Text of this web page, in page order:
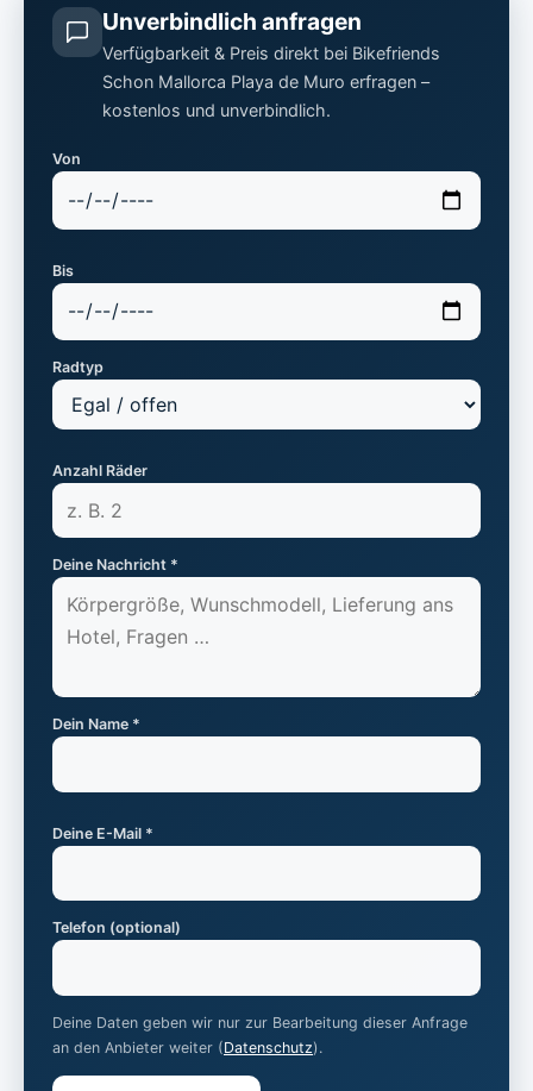
Unverbindlich anfragen
Verfügbarkeit & Preis direkt bei Bikefriends
Schon Mallorca Playa de Muro erfragen –
kostenlos und unverbindlich.
Von
Bis
Radtyp
Anzahl Räder
Deine Nachricht *
Dein Name *
Deine E-Mail *
Telefon (optional)
Deine Daten geben wir nur zur Bearbeitung dieser Anfrage
an den Anbieter weiter (Datenschutz).